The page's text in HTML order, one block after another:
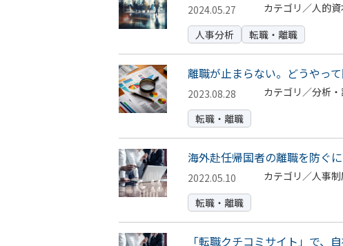
2024.05.27 カテゴリ／人的資
人事分析 転職・離職
離職が止まらない。どうやっ
2023.08.28 カテゴリ／分析
転職・離職
海外赴任帰国者の離職を防ぐ
2022.05.10 カテゴリ／人事
転職・離職
「転職クチコミサイト」で、